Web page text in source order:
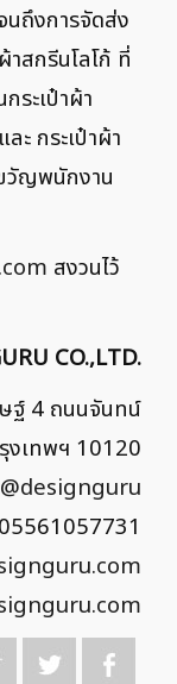
นถึงการจัดส่ง
าสกรีนโลโก้ ที่
ระเป๋าผ้า
ะ กระเป๋าผ้า
วัญพนักงาน
สงวนไว้
CO.,LTD.
ฐ์ 4 ถนนจันทน์
งเทพฯ 10120
@designguru